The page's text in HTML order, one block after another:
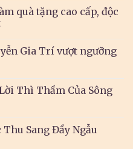
quà tặng cao cấp, độc
Gia Trí vượt ngưỡng
Thì Thầm Của Sông
Thu Sang Đầy Ngẫu